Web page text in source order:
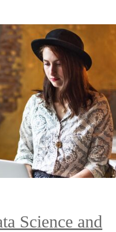
Science and